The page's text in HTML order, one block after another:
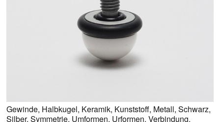
Gewinde, Halbkugel, Keramik, Kunststoff, Metall, Schwarz,
Silber, Symmetrie, Umformen, Urformen, Verbindung,